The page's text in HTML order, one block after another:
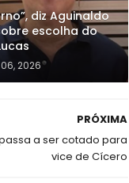
diz Aguinaldo
escolha do
2026
PRÓXIMA
a ser cotado para
vice de Cícero